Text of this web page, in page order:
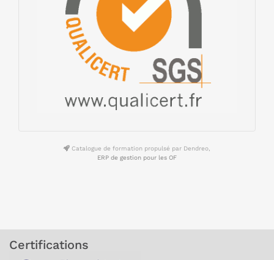
Catalogue de formation propulsé par Dendreo,
ERP de gestion pour les OF
Certifications